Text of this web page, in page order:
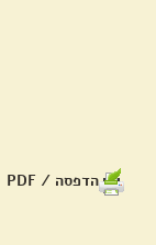
הדפסה / PDF